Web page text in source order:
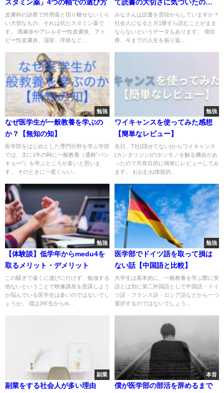
スタミン薬」4つの軸での選び方
皮膚科の診察で外用薬と切り離せないくら
い大切なもの、それは抗ヒスタミン薬で
す。 蕁麻疹やアレルギー性皮膚炎、アト
ピー性皮膚炎、湿疹、痒疹など...
て読書の大切さに気づいたので
共有します
みなさんは読書を普段からしていますか？
社会人になると月1冊すら読むことがまま
ならないというデータもあります。 僕自
身、今までの人生を振り返...
勉強
なぜ医学生が一般教養を学ぶの
か？【無知の知】
医学部をはじめとした専門分野を学ぶ学部
では、主に1年の時に一般教養（通称”パン
キョー”）を学ぶところが多いと思いま
す。 そのときに一度くらい...
勉強
ワイキャンスを使ってみた感想
【簡単なレビュー】
先日、T社(隠せてない)からワイキャンス
(カンタリジン)のホンモノを触る機会があ
ったので共有目的に簡単にレビューしてみ
ます。 おおむね懐疑的...
勉強
【体験談】低学年からmedu4を
取るメリット・デメリット
この騒ぎで遠くに遊びに行けず、勉強する
他ないということで映像講座を受講しよう
か悩んでいる医学生は多いのではないでし
ょうか。 僕は3年生からm...
勉強
医学部でドイツ語を取って損は
ない話【中国語と比較】
大学生は基本的に、一般教養を学ぶ際に英
語とは別に第二外国語として中国語・ドイ
ツ語・フランス語・ロシア語などから一つ
選択するのではないでしょう...
副業
副業をする社会人が多い理由
本音
僕が医学部の部活を辞めるまで